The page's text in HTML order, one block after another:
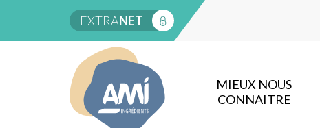
EXTRANET
MIEUX NOUS
CONNAITRE